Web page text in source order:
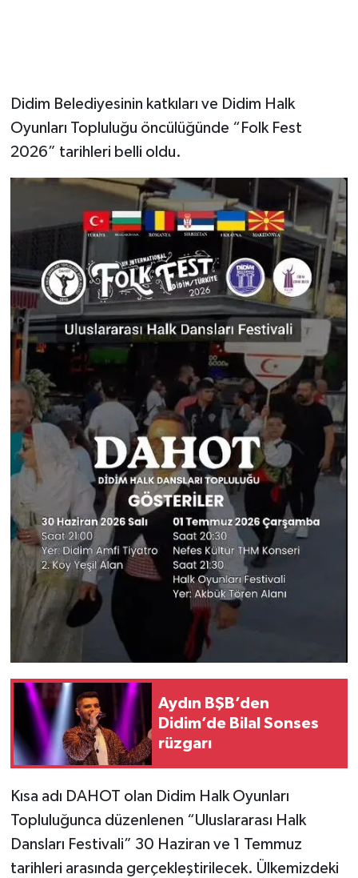
Didim Belediyesinin katkıları ve Didim Halk
Oyunları Topluluğu öncülüğünde “Folk Fest
2026” tarihleri belli oldu.
Aydın BŞB’den
Didim’de Bilal Sonses
rüzgarı
Kısa adı DAHOT olan Didim Halk Oyunları
Topluluğunca düzenlenen “Uluslararası Halk
Dansları Festivali” 30 Haziran ve 1 Temmuz
tarihleri arasında gerçekleştirilecek. Ülkemizdeki